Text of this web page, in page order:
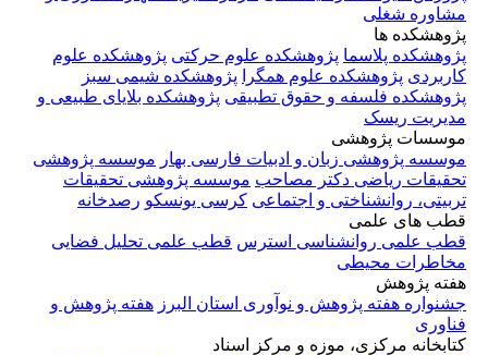
مشاوره شغلی
پژوهشکده ها
پژوهشکده پلاسما پژوهشکده علوم حرکتی پژوهشکده علوم
کاربردی پژوهشکده علوم همگرا
پژوهشکده شیمی سبز
پژوهشکده فلسفه و حقوق تطبیقی پژوهشکده بلایای طبیعی و
مدیریت ریسک
موسسات پژوهشی
موسسه پژوهشی زبان و ادبیات فارسی بهار موسسه پژوهشی
تحقیقات ریاضی دکتر مصاحب موسسه پژوهشی تحقیقات
تربیتی، روانشناختی و اجتماعی کرسی یونسکو رصدخانه
قطب های علمی
قطب علمی روانشناسی استرس قطب علمی تحلیل فضایی
مخاطرات محیطی
هفته پژوهش
جشنواره هفته پژوهش و نوآوری استان البرز هفته پژوهش و
فناوری
کتابخانه مرکزی، موزه و مرکز اسناد